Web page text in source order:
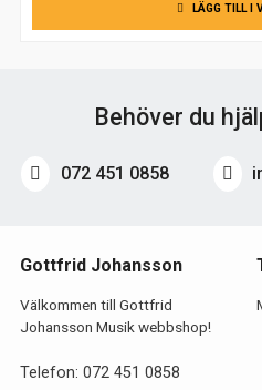
LÄGG TILL I
Behöver du
072 451 0858
Gottfrid Johansson
Välkommen till Gottfrid
Johansson Musik webbshop!
Telefon: 072 451 0858